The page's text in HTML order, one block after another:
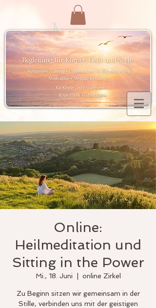
Online:
Heilmeditation und
Sitting in the Power
Mi., 18. Juni online Zirkel
Zu Beginn sitzen wir gemeinsam in der
Stille, verbinden uns mit der geistigen